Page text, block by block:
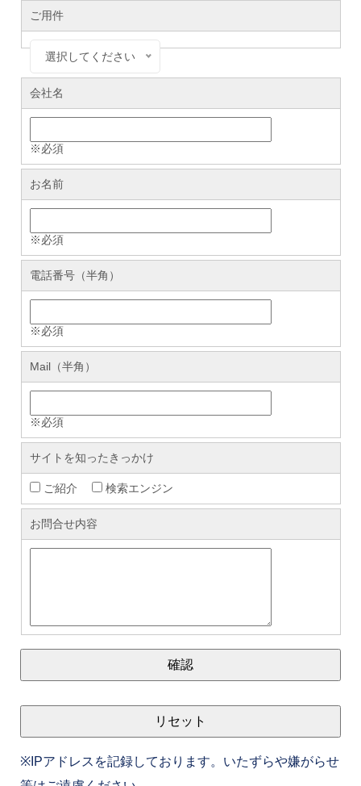
ご用件
選択してください
会社名
※必須
お名前
※必須
電話番号（半角）
※必須
Mail（半角）
※必須
サイトを知ったきっかけ
ご紹介 検索エンジン
お問合せ内容
※IPアドレスを記録しております。いたずらや嫌がらせ